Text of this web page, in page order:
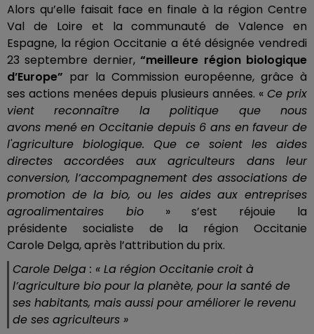
Alors qu’elle faisait face en finale à la région Centre
Val de Loire et la communauté de Valence en
Espagne, la région Occitanie a été désignée vendredi
23 septembre dernier,“meilleure région biologique
d’Europe” par la Commission européenne, grâce à
ses actions menées depuis plusieurs années. « Ce prix
vient reconnaître la politique que nous
avons menéen Occitanie depuis 6 ans en faveur de
l'agriculture biologique. Que ce soient les aides
directes accordées aux agriculteurs dans leur
conversion, l’accompagnement des associations de
promotion de la bio, ou les aides aux entreprises
agroalimentaires bio» s’est réjouie la
présidente socialiste de la région Occitanie
Carole Delga, après l’attribution du prix.
Carole Delga : « La région Occitanie croit à
l’agriculture bio pour la planète, pour la santé de
ses habitants, mais aussi pour améliorer le revenu
de ses agriculteurs »